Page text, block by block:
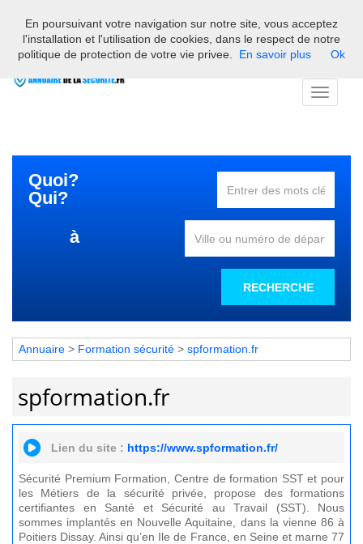
Bienvenue sur l'annuaire des professionnels français de la
sécurité
Toggle
Quoi?
Qui?
à
RECHERCHE
Annuaire > Formation sécurité > spformation.fr
spformation.fr
Lien du site : https://www.spformation.fr/
Sécurité Premium Formation, Centre de formation SST et pour
les Métiers de la sécurité privée, propose des formations
certifiantes en Santé et Sécurité au Travail (SST). Nous
sommes implantés en Nouvelle Aquitaine, dans la vienne 86 à
Poitiers Dissay. Ainsi qu’en Ile de France, en Seine et marne 77
En poursuivant votre navigation sur notre site, vous acceptez
l'installation et l'utilisation de cookies, dans le respect de notre
politique de protection de votre vie privee.
En savoir plus Ok